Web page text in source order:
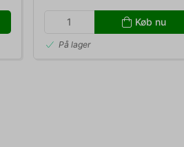
Køb nu
På lager